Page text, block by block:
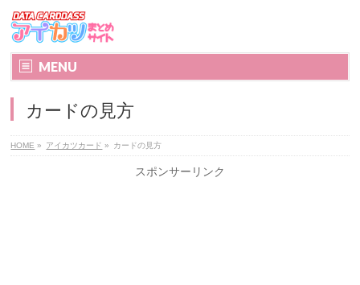
MENU
カードの見方
HOME » アイカツカード » カードの見方
スポンサーリンク